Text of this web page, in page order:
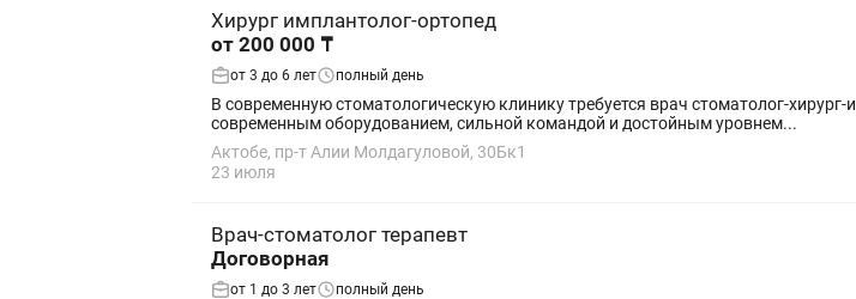
Хирург имплантолог-ортопед
от 200 000 ₸
от 3 до 6 лет полный день
В современную стоматологическую клинику требуется врач стоматолог-хирург-имплантолог-ортопед. Если вы
современным оборудованием, сильной командой и достойным уровнем...
Актобе, пр-т Алии Молдагуловой, 30Бк1
23 июля
Врач-стоматолог терапевт
Договорная
от 1 до 3 лет полный день